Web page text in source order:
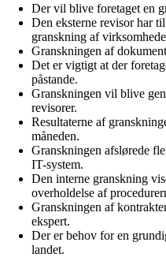
Der vil blive foretaget en
Den eksterne revisor har
granskning af
Granskningen af
Det er vigtigt at der
påstande.
Granskningen vil blive
revisorer.
Resultaterne af
måneden.
Granskningen afslørede
IT-system.
Den interne granskning
overholdelse af
Granskningen af
ekspert.
Der er behov for en
landet.